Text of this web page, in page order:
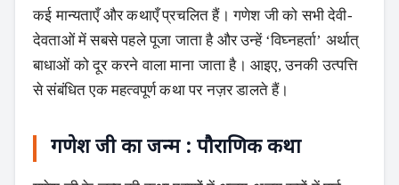
कई मान्यताएँ और कथाएँ प्रचलित हैं। गणेश जी को सभी देवी-
देवताओं में सबसे पहले पूजा जाता है और उन्हें ‘विघ्नहर्ता’ अर्थात्
बाधाओं को दूर करने वाला माना जाता है। आइए, उनकी उत्पत्ति
से संबंधित एक महत्वपूर्ण कथा पर नज़र डालते हैं।
गणेश जी का जन्म : पौराणिक कथा